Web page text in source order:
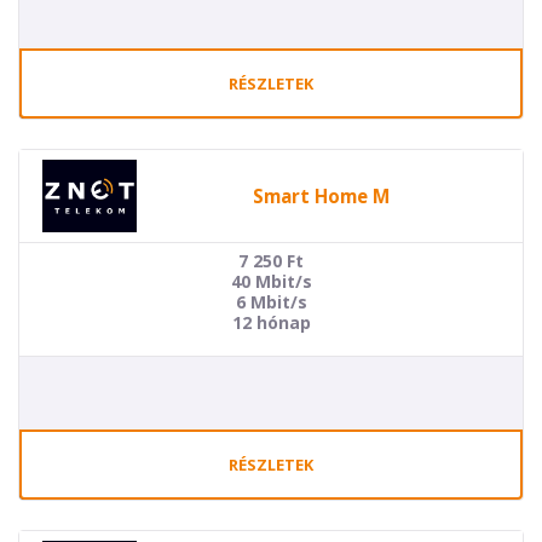
RÉSZLETEK
Smart Home M
7 250 Ft
40 Mbit/s
6 Mbit/s
12 hónap
RÉSZLETEK